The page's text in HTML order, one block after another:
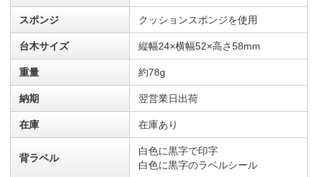
スポンジ クッションスポンジを使用
台木サイズ 縦幅24×横幅52×高さ58mm
重量 約78g
納期 翌営業日出荷
在庫 在庫あり
背ラベル
白色に黒字で印字
白色に黒字のラベルシール